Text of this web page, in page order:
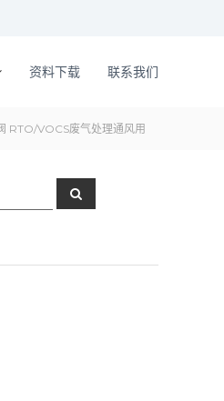
资料下载 联系我们
RTO/VOCS废气处理通风用
S
e